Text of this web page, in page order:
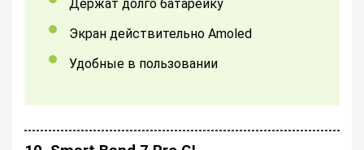
держат долго батарейку
Экран действительно Amoled
удобные в пользовании